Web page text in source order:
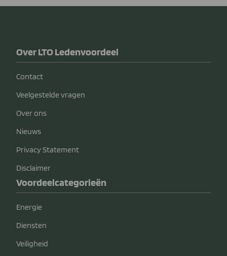
Over LTO Ledenvoordeel
Contact
Veelgestelde vragen
Over ons
Nieuws
Privacy Statement
Disclaimer
Voordeelcategorieën
Energie
Diensten
Veiligheid